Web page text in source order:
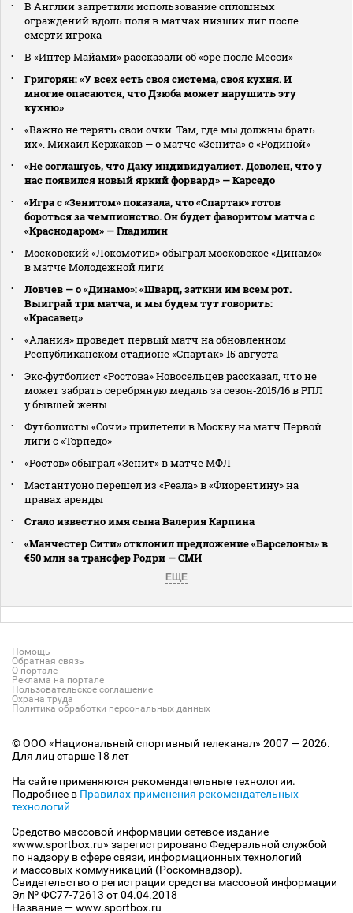
В Англии запретили использование сплошных
ограждений вдоль поля в матчах низших лиг после
смерти игрока
В «Интер Майами» рассказали об «эре после Месси»
Григорян: «У всех есть своя система, своя кухня. И
многие опасаются, что Дзюба может нарушить эту
кухню»
«Важно не терять свои очки. Там, где мы должны брать
их». Михаил Кержаков — о матче «Зенита» с «Родиной»
«Не соглашусь, что Даку индивидуалист. Доволен, что у
нас появился новый яркий форвард» — Карседо
«Игра с «Зенитом» показала, что «Спартак» готов
бороться за чемпионство. Он будет фаворитом матча с
«Краснодаром» — Гладилин
Московский «Локомотив» обыграл московское «Динамо»
в матче Молодежной лиги
Ловчев — о «Динамо»: «Шварц, заткни им всем рот.
Выиграй три матча, и мы будем тут говорить:
«Красавец»
«Алания» проведет первый матч на обновленном
Республиканском стадионе «Спартак» 15 августа
Экс‑футболист «Ростова» Новосельцев рассказал, что не
может забрать серебряную медаль за сезон‑2015/16 в РПЛ
у бывшей жены
Футболисты «Сочи» прилетели в Москву на матч Первой
лиги с «Торпедо»
«Ростов» обыграл «Зенит» в матче МФЛ
Мастантуоно перешел из «Реала» в «Фиорентину» на
правах аренды
Стало известно имя сына Валерия Карпина
«Манчестер Сити» отклонил предложение «Барселоны» в
€50 млн за трансфер Родри — СМИ
ЕЩЕ
Помощь
Обратная связь
О портале
Реклама на портале
Пользовательское соглашение
Охрана труда
Политика обработки персональных данных
© ООО «Национальный спортивный телеканал» 2007 — 2026.
Для лиц старше 18 лет
На сайте применяются рекомендательные технологии.
Подробнее в Правилах применения рекомендательных
технологий
Средство массовой информации сетевое издание
«www.sportbox.ru» зарегистрировано Федеральной службой
по надзору в сфере связи, информационных технологий
и массовых коммуникаций (Роскомнадзор).
Свидетельство о регистрации средства массовой информации
Эл № ФС77-72613 от 04.04.2018
Название — www.sportbox.ru